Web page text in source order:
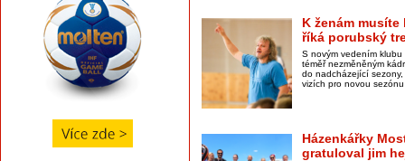
K ženám
říká porubský
S novým vedením
téměř nezměněným
do nadcházející
vizích pro novou
Házenkářky
gratuloval jim